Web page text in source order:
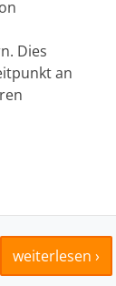
Dies
an
weiterlesen ›